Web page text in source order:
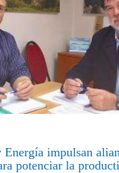
impulsan
potenciar la